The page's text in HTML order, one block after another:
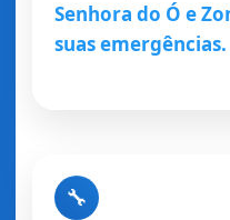
Senhora do Ó e
suas emergências.
🔧